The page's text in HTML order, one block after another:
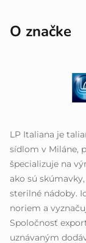
O značke
LP Italiana je
sídlom v Miláne,
špecializuje na
ako sú
sterilné nádoby.
noriem a
Spoločnosť
uznávaným